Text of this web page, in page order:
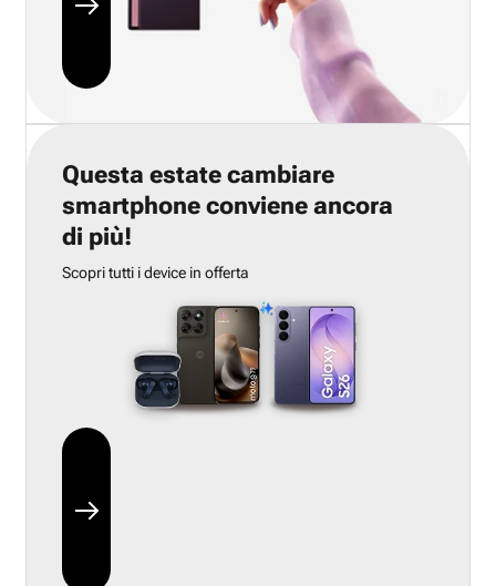
Questa estate cambiare
smartphone conviene ancora
di più!
Scopri tutti i device in offerta